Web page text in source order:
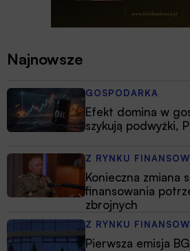
Najnowsze
GOSPODARKA
Efekt domina w
szykują podwyżki,
Z RYNKU
Konieczna zmiana
finansowania
zbrojnych
Z RYNKU
Pierwsza emisja